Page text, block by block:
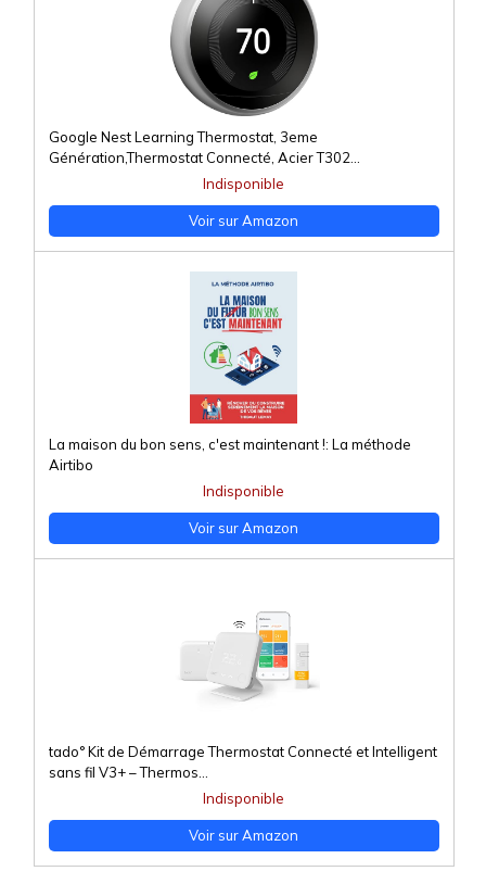
Google Nest Learning Thermostat, 3eme
Génération,Thermostat Connecté, Acier T302...
Indisponible
Voir sur Amazon
La maison du bon sens, c'est maintenant !: La méthode
Airtibo
Indisponible
Voir sur Amazon
tado° Kit de Démarrage Thermostat Connecté et Intelligent
sans fil V3+ – Thermos...
Indisponible
Voir sur Amazon